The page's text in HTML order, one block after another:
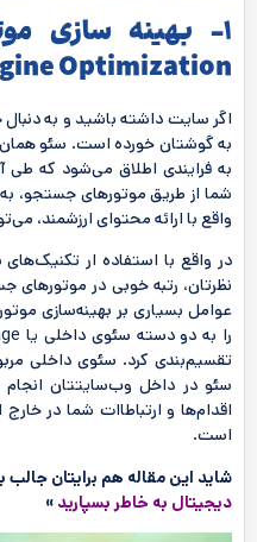
1- بهینه سازی موتور جستجو (
Optimization
به گوشتان خورده است. سئو
به فرایندی اطلاق می‌شود که طی
شما از طریق موتور‌های جستجو،
واقع با ارائه محتوای ارزشمند،
در واقع با استفاده ار
نظرتان، رتبه خوبی در
عوامل بسیاری بر بهینه‌سازی
تقسیم‌بندی کرد. سئوی داخلی
سئو در داخل وب‌سایتتان
اقدام‌ها و ارتباطاات شما در
است.
شاید این مقاله هم برایتان جالب
دیجیتال به خاطر بسپارید »